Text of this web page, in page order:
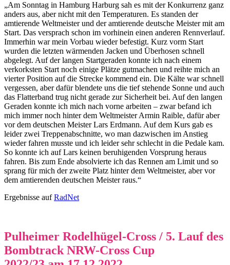
„Am Sonntag in Hamburg Harburg sah es mit der Konkurrenz ganz
anders aus, aber nicht mit den Temperaturen. Es standen der
amtierende Weltmeister und der amtierende deutsche Meister mit am
Start. Das versprach schon im vorhinein einen anderen Rennverlauf.
Immerhin war mein Vorbau wieder befestigt. Kurz vorm Start
wurden die letzten wärmenden Jacken und Überhosen schnell
abgelegt. Auf der langen Startgeraden konnte ich nach einem
verkorksten Start noch einige Plätze gutmachen und reihte mich an
vierter Position auf die Strecke kommend ein. Die Kälte war schnell
vergessen, aber dafür blendete uns die tief stehende Sonne und auch
das Flatterband trug nicht gerade zur Sicherheit bei. Auf den langen
Geraden konnte ich mich nach vorne arbeiten – zwar befand ich
mich immer noch hinter dem Weltmeister Armin Raible, dafür aber
vor dem deutschen Meister Lars Erdmann. Auf dem Kurs gab es
leider zwei Treppenabschnitte, wo man dazwischen im Anstieg
wieder fahren musste und ich leider sehr schlecht in die Pedale kam.
So konnte ich auf Lars keinen beruhigenden Vorsprung heraus
fahren. Bis zum Ende absolvierte ich das Rennen am Limit und so
sprang für mich der zweite Platz hinter dem Weltmeister, aber vor
dem amtierenden deutschen Meister raus.“
Ergebnisse aufRadNet
Pulheimer Rodelhügel-Cross / 5. Lauf des
Bombtrack NRW-Cross Cup